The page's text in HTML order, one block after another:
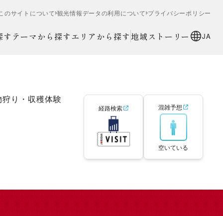
のサイトについて 観光情報データの利用について プライバシーポリシー
す テーマから探すエリアから探す 地域ストーリー JA
狩り・収穫体験
経路検索 混雑予想
空いている